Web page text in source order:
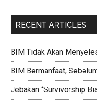
RECENT ARTICLES
BIM Tidak Akan
BIM Bermanfaat,
Jebakan “Survivorship